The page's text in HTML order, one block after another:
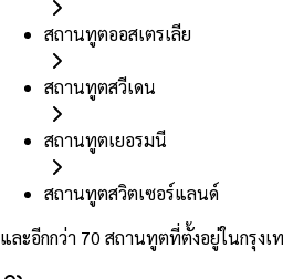
สถานทูตออสเตรเลีย
สถานทูตสวีเดน
สถานทูตเยอรมนี
สถานทูตสวิตเซอร์แลนด์
และอีกกว่า 70 สถานทูตที่ตั้งอยู่ในกรุง